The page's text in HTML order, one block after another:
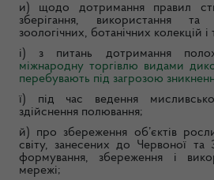
и) щодо дотримання правил
зберігання, використання та
зоологічних, ботанічних колекцій і
і) з питань дотримання
міжнародну торгівлю видами
перебувають під загрозою
ї) під час ведення
здійснення полювання;
й) про збереження об’єктів
світу, занесених до Червоної та
формування, збереження і
мережі;